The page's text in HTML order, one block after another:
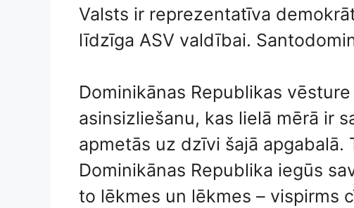
Valsts ir reprezentatīva
līdzīga ASV valdībai.
Dominikānas Republikas
asinsizliešanu, kas lielā mērā ir
apmetās uz dzīvi šajā apgabalā.
Dominikānas Republika iegūs
to lēkmes un lēkmes – vispirms